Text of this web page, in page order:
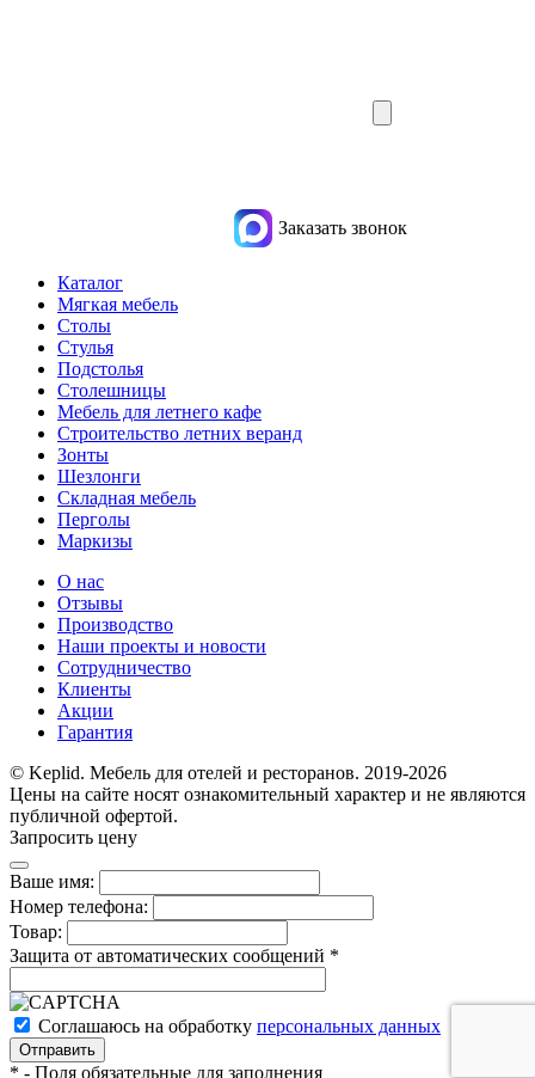
Заказать звонок
Каталог
Мягкая мебель
Столы
Стулья
Подстолья
Столешницы
Мебель для летнего кафе
Строительство летних веранд
Зонты
Шезлонги
Складная мебель
Перголы
Маркизы
О нас
Отзывы
Производство
Наши проекты и новости
Сотрудничество
Клиенты
Акции
Гарантия
© Keplid. Мебель для отелей и ресторанов. 2019-2026
Цены на сайте носят ознакомительный характер и не являются
публичной офертой.
Запросить цену
Ваше имя:
Номер телефона:
Товар:
Защита от автоматических сообщений *
Соглашаюсь на обработку персональных данных
* - Поля обязательные для заполнения